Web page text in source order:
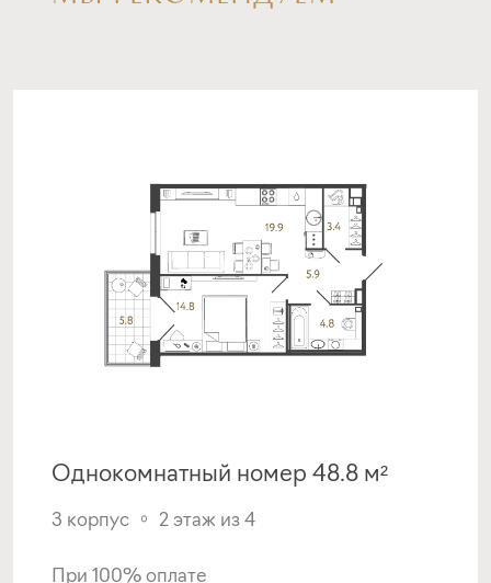
Однокомнатный номер 48.8 м²
3 корпус 2 этаж из 4
При 100% оплате